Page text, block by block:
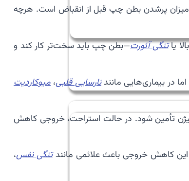
پرشدن بطن چپ قبل از انقباض است. هرچه
یاتنگی آئورت—بطن چپ باید سخت‌تر کار کند و
در بیماری‌هایی مانندنارسایی قلبی، میوکاردیت
تأمین شود. در حالت استراحت، خروجی کاهش
کاهش خروجی باعث علائمی مانندتنگی نفس،